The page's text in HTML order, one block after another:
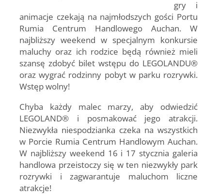
gry i
animacje czekają na najmłodszych gości Portu
Rumia Centrum Handlowego Auchan. W
najbliższy weekend w specjalnym konkursie
maluchy oraz ich rodzice będą również mieli
szansę zdobyć bilet wstępu do LEGOLANDU®
oraz wygrać rodzinny pobyt w parku rozrywki.
Wstęp wolny!
Chyba każdy malec marzy, aby odwiedzić
LEGOLAND® i posmakować jego atrakcji.
Niezwykła niespodzianka czeka na wszystkich
w Porcie Rumia Centrum Handlowym Auchan.
W najbliższy weekend 16 i 17 stycznia galeria
handlowa przeistoczy się w ten niezwykły park
rozrywki i zagwarantuje maluchom liczne
atrakcje!